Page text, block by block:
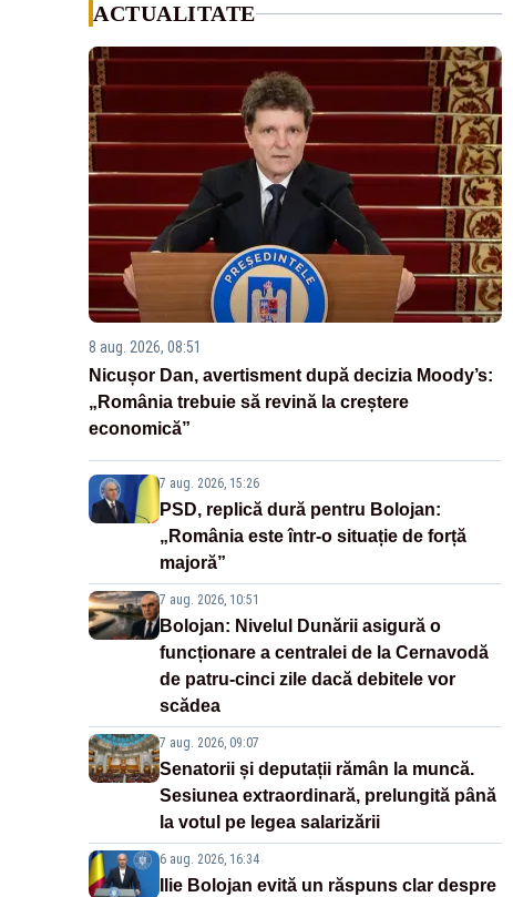
ACTUALITATE
8 aug. 2026, 08:51
Nicușor Dan, avertisment după decizia Moody’s:
„România trebuie să revină la creștere
economică”
7 aug. 2026, 15:26
PSD, replică dură pentru Bolojan:
„România este într-o situație de forță
majoră”
7 aug. 2026, 10:51
Bolojan: Nivelul Dunării asigură o
funcționare a centralei de la Cernavodă
de patru-cinci zile dacă debitele vor
scădea
7 aug. 2026, 09:07
Senatorii și deputații rămân la muncă.
Sesiunea extraordinară, prelungită până
la votul pe legea salarizării
6 aug. 2026, 16:34
Ilie Bolojan evită un răspuns clar despre